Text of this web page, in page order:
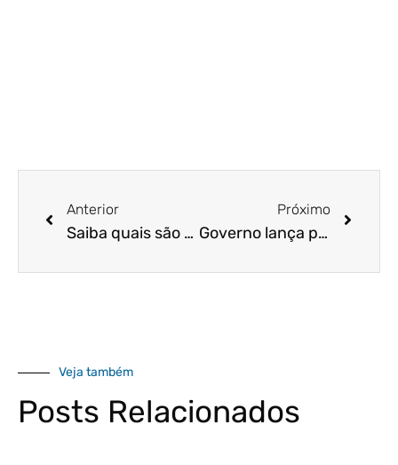
Anterior
Saiba quais são e quem pode se beneficiar das medidas econômicas anunciadas pelo governo federal
Próximo
Governo lança programa de manutenção de emprego
Veja também
Posts Relacionados